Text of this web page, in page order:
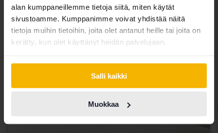
alan kumppaneillemme tietoja siitä, miten käytät
sivustoamme. Kumppanimme voivat yhdistää näitä
tietoja muihin tietoihin, joita olet antanut heille tai joita on
kerätty, kun olet käyttänyt heidän palvelujaan.
Salli kaikki
Muokkaa
Tulossa pian